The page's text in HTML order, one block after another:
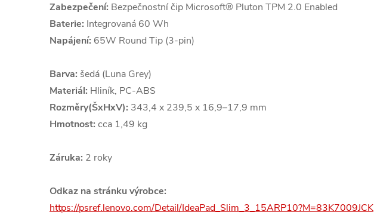
Zabezpečení: Bezpečnostní čip Microsoft® Pluton TPM 2.0 Enabled
Baterie: Integrovaná 60 Wh
Napájení: 65W Round Tip (3-pin)
Barva: šedá (Luna Grey)
Materiál: Hliník, PC-ABS
Rozměry(ŠxHxV): 343,4 x 239,5 x 16,9–17,9 mm
Hmotnost: cca 1,49 kg
Záruka: 2 roky
Odkaz na stránku výrobce:
https://psref.lenovo.com/Detail/IdeaPad_Slim_3_15ARP10?M=83K7009JCK